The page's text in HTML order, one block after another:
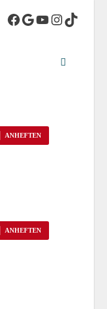
ANHEFTEN
ANHEFTEN